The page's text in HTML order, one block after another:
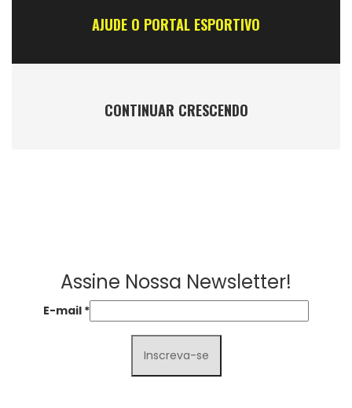
AJUDE O PORTAL ESPORTIVO
CONTINUAR CRESCENDO
Assine Nossa Newsletter!
E-mail *